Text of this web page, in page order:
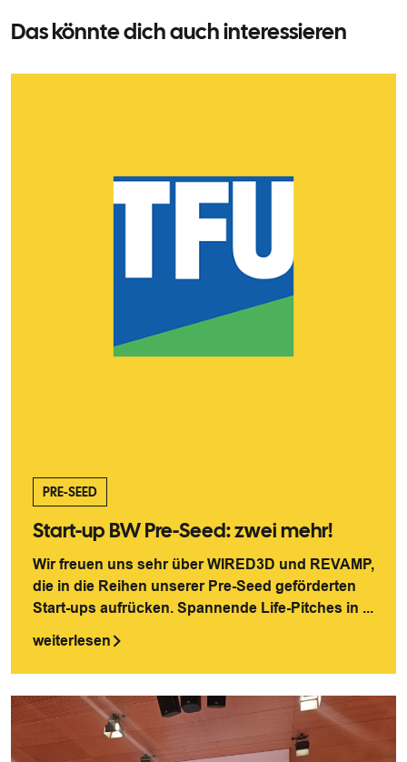
Das könnte dich auch interessieren
PRE-SEED
Start-up BW Pre-Seed: zwei mehr!
Wir freuen uns sehr über WIRED3D und REVAMP,
die in die Reihen unserer Pre-Seed geförderten
Start-ups aufrücken. Spannende Life-Pitches in ...
weiterlesen